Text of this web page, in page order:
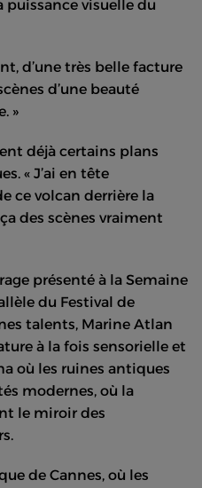
visuelle du
d’une très belle facture
d’une beauté
»
déjà certains plans
« J’ai en tête
ce volcan derrière la
des scènes vraiment
présenté à la Semaine
du Festival de
talents, Marine Atlan
à la fois sensorielle et
où les ruines antiques
modernes, où la
le miroir des
de Cannes, où les